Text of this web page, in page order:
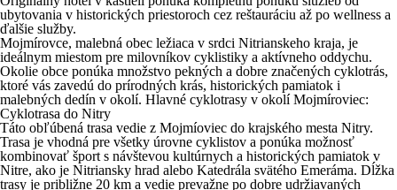
ubytovania v historických priestoroch cez reštauráciu až po wellness a
ďalšie služby.
Mojmírovce, malebná obec ležiaca v srdci Nitrianskeho kraja, je
ideálnym miestom pre milovníkov cyklistiky a aktívneho oddychu.
Okolie obce ponúka množstvo pekných a dobre značených cyklotrás,
ktoré vás zavedú do prírodných krás, historických pamiatok i
malebných dedín v okolí. Hlavné cyklotrasy v okolí Mojmíroviec:
Cyklotrasa do Nitry
Táto obľúbená trasa vedie z Mojmíoviec do krajského mesta Nitry.
Trasa je vhodná pre všetky úrovne cyklistov a ponúka možnosť
kombinovať šport s návštevou kultúrnych a historických pamiatok v
Nitre, ako je Nitriansky hrad alebo Katedrála svätého Emeráma. Dĺžka
trasy je približne 20 km a vedie prevažne po dobre udržiavaných